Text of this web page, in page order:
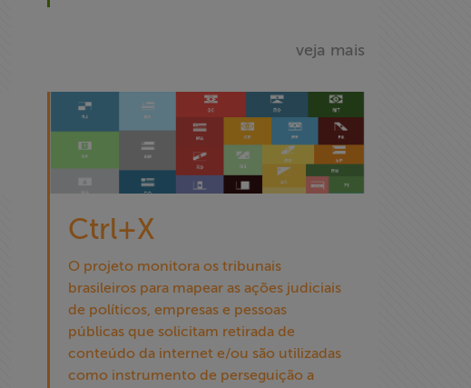
veja mais
Ctrl+X
O projeto monitora os tribunais
brasileiros para mapear as ações judiciais
de políticos, empresas e pessoas
públicas que solicitam retirada de
conteúdo da internet e/ou são utilizadas
como instrumento de perseguição a